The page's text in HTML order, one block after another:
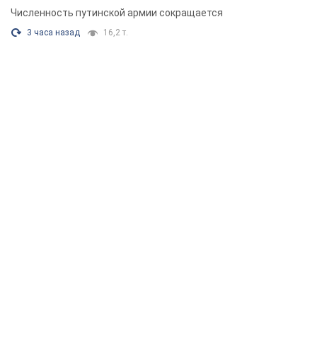
Численность путинской армии сокращается
3 часа назад 16,2 т.